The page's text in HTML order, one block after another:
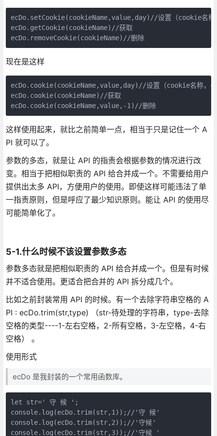
ecDo.setCookie(cookieName,value,day)//设置（cookie名称
ecDo.getCookie(cookieName)//获取
ecDo.removeCookie(cookieName)//删除
现在是这样
ecDo.cookie(cookieName,value,day)//设置（cookie名称，
ecDo.cookie(cookieName)//获取
ecDo.cookie(cookieName,value,-1)//删除
这样使用起来，就比之前简单一点，相当于只是记住一个 A
PI 就可以了。
参数的多态，就是让 API 的指责会根据参数的情况进行改
变。相当于把相似职责的 API 给合并成一个。不需要给用户
提供出太多 API，方便用户的使用。即使这样可能违法了单
一指责原则，但是呼应了最少知识原则。能让 API 的使用尽
可能简单化了。
5-1.什么时候不该设置参数多态
参数多态就是把相似职责的 API 给合并成一个。但是有时候
并不适合使用。更适合把合并的 API 拆分成几个。
比如之前封装常用 API 的时候。有一个去除字符串空格的 A
PI : ecDo.trim(str,type) （str-待处理的字符串，type-去除
空格的类型----1-左右空格，2-所有空格，3-左空格，4-右
空格） 。
使用形式
ecDo 是我封装的一个常用函数库。
let str=' 守 候 ';
console.log(ecDo.trim(str,1));//'守 候'
console.log(ecDo.trim(str,2));//'守候'
console.log(ecDo.trim(str,3));//'守候 '